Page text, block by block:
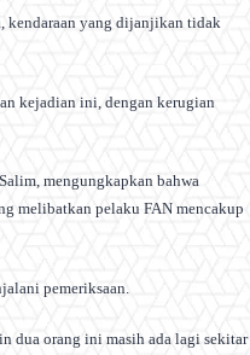
kendaraan yang dijanjikan tidak
kejadian ini, dengan kerugian
mengungkapkan bahwa
melibatkan pelaku FAN mencakup
pemeriksaan.
dua orang ini masih ada lagi sekitar